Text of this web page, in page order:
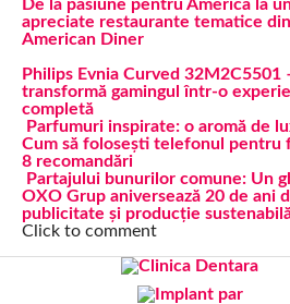
De la pasiune pentru America la
apreciate restaurante tematice
American Diner
Philips Evnia Curved 32M2C5501
transformă gamingul într-o
completă
Parfumuri inspirate: o aromă de
Cum să folosești telefonul pentru
8 recomandări
Partajului bunurilor comune: Un
OXO Grup aniversează 20 de ani
publicitate și producție
Click to comment